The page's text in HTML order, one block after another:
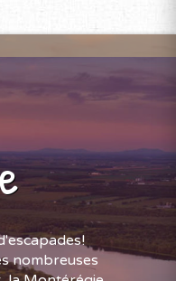
nombreuses